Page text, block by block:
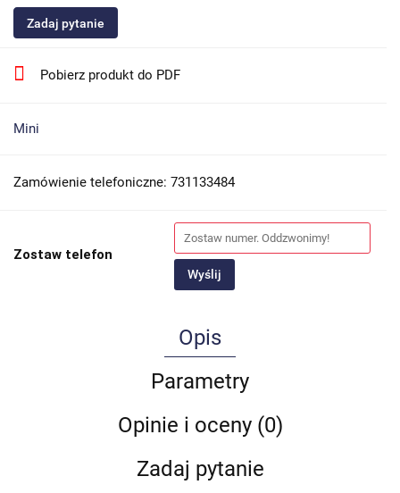
Zadaj pytanie
Pobierz produkt do PDF
Mini
Zamówienie telefoniczne: 731133484
Zostaw telefon
Wyślij
Opis
Parametry
Opinie i oceny (0)
Zadaj pytanie